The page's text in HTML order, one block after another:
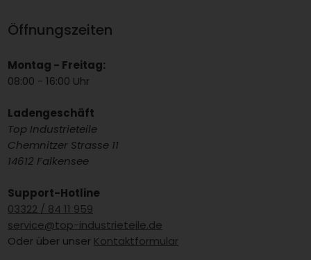
Öffnungszeiten
Montag - Freitag:
08:00 - 16:00 Uhr
Ladengeschäft
Top Industrieteile
Chemnitzer Strasse 11
14612 Falkensee
Support-Hotline
03322 / 84 11 959
service@top-industrieteile.de
Oder über unser Kontaktformular